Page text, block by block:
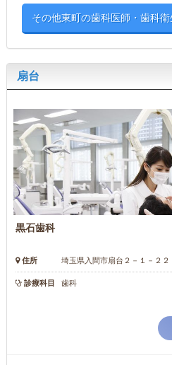
その他東町の歯科医師・歯科
扇台
黒石歯科
住所 埼玉県入間市扇台２－１－２２
診療科目 歯科